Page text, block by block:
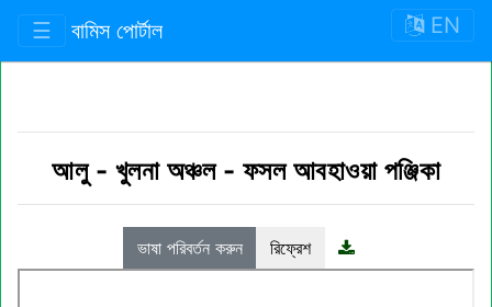
☰ বামিস পোর্টাল EN
আলু - খুলনা অঞ্চল- ফসল আবহাওয়া পঞ্জিকা
ভাষা পরিবর্তন করুন রিফ্রেশ